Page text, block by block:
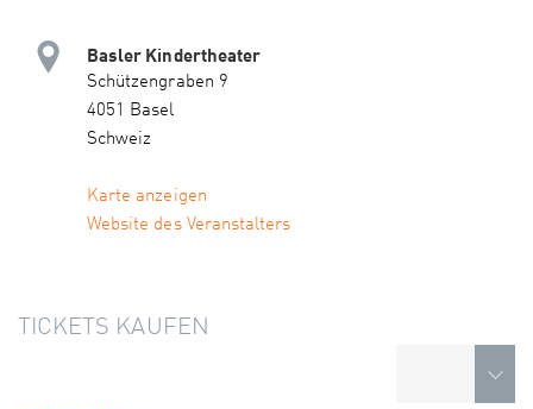
Basler Kindertheater
Schützengraben 9
4051 Basel
Schweiz
Karte anzeigen
Website des Veranstalters
TICKETS KAUFEN